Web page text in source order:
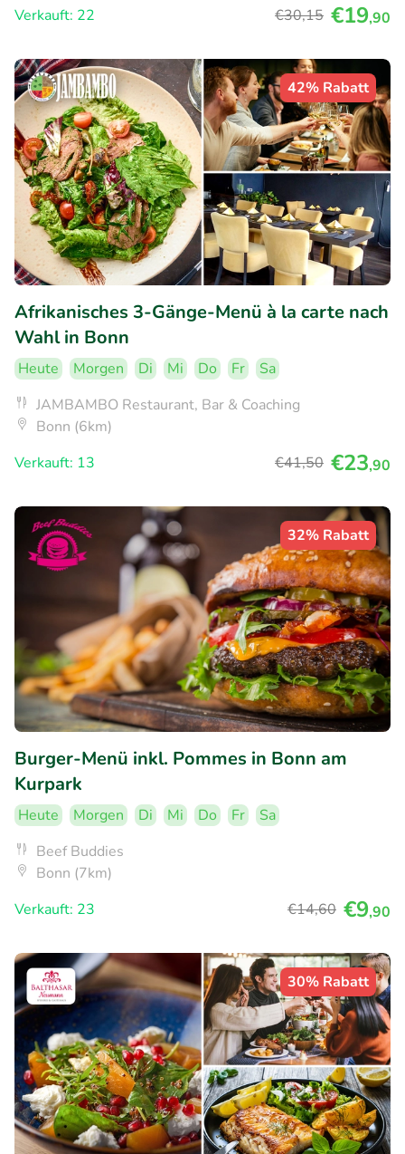
Verkauft: 22
€30,15 €19,90
42% Rabatt
Afrikanisches 3-Gänge-Menü à la carte nach
Wahl in Bonn
Heute Morgen Di Mi Do Fr
Sa
JAMBAMBO Restaurant, Bar & Coaching
Bonn (6km)
Verkauft: 13
€41,50 €23,90
32% Rabatt
Burger-Menü inkl. Pommes in Bonn am
Kurpark
Heute Morgen Di Mi Do Fr
Sa
Beef Buddies
Bonn (7km)
Verkauft: 23
€14,60 €9,90
30% Rabatt